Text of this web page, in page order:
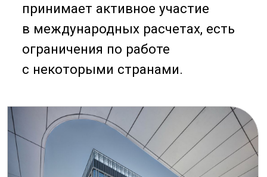
аренды
Подтверждение адреса директора:
это может быть счет за
коммунальные услуги или выписка
Документы, подтверждающие вашу
бизнес-деятельность:договоры или
контракты, подтверждающие
ведение деятельности, или договор